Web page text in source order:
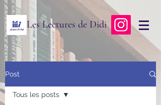
Les Lectures de Didi
Post
Tous les posts